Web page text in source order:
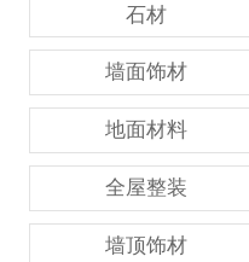
石材
墙面饰材
地面材料
全屋整装
墙顶饰材